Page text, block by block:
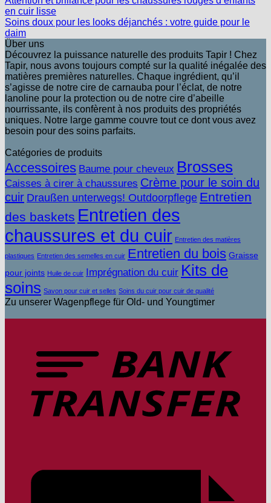
en cuir lisse
Soins doux pour les looks déjanchés : votre guide pour le
daim
Über uns
Découvrez la puissance naturelle des produits Tapir ! Chez
Tapir, nous avons toujours compté sur la qualité inégalée des
matières premières naturelles. Chaque ingrédient, qu’il
s’agisse de notre cire de carnauba pour l’éclat, de notre
lanoline pour la protection ou de notre cire d’abeille
nourrissante, ils confèrent à nos produits des propriétés
uniques. Notre large gamme couvre tout ce dont vous avez
besoin pour des soins parfaits.
Catégories de produits
Accessoires Baume pour cheveux Brosses
Caisses à cirer à chaussures Crème pour le soin du
cuir Draußen unterwegs! Outdoorpflege Entretien
des baskets Entretien des
chaussures et du cuir Entretien des matières
plastiques Entretien des semelles en cuir Entretien du bois Graisse
pour joints Huile de cuir Imprégnation du cuir Kits de
soins Savon pour cuir et selles Soins du cuir pour cuir de qualité
Zu unserer Wagenpflege für Old- und Youngtimer